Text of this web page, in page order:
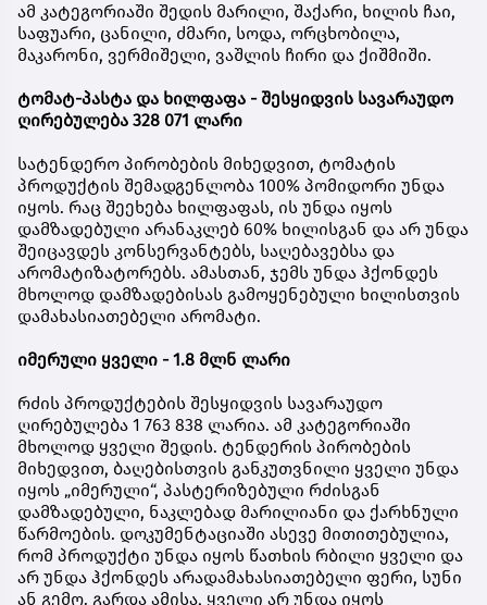
ამ კატეგორიაში შედის მარილი, შაქარი, ხილის ჩაი,
საფუარი, ცანილი, ძმარი, სოდა, ორცხობილა,
მაკარონი, ვერმიშელი, ვაშლის ჩირი და ქიშმიში.
ტომატ-პასტა და ხილფაფა - შესყიდვის სავარაუდო
ღირებულება 328 071 ლარი
სატენდერო პირობების მიხედვით, ტომატის
პროდუქტის შემადგენლობა 100% პომიდორი უნდა
იყოს. რაც შეეხება ხილფაფას, ის უნდა იყოს
დამზადებული არანაკლებ 60% ხილისგან და არ უნდა
შეიცავდეს კონსერვანტებს, საღებავებსა და
არომატიზატორებს. ამასთან, ჯემს უნდა ჰქონდეს
მხოლოდ დამზადებისას გამოყენებული ხილისთვის
დამახასიათებელი არომატი.
იმერული ყველი - 1.8 მლნ ლარი
რძის პროდუქტების შესყიდვის სავარაუდო
ღირებულება 1 763 838 ლარია. ამ კატეგორიაში
მხოლოდ ყველი შედის. ტენდერის პირობების
მიხედვით, ბაღებისთვის განკუთვნილი ყველი უნდა
იყოს „იმერული“, პასტერიზებული რძისგან
დამზადებული, ნაკლებად მარილიანი და ქარხნული
წარმოების. დოკუმენტაციაში ასევე მითითებულია,
რომ პროდუქტი უნდა იყოს წათხის რბილი ყველი და
არ უნდა ჰქონდეს არადამახასიათებელი ფერი, სუნი
ან გემო. გარდა ამისა, ყველი არ უნდა იყოს